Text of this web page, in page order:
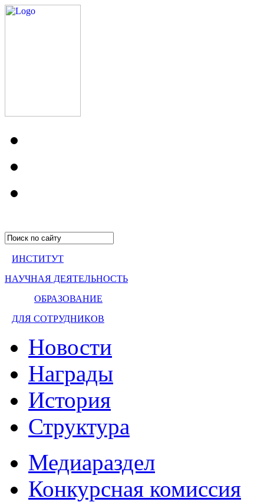
ИНСТИТУТ
НАУЧНАЯ ДЕЯТЕЛЬНОСТЬ
ОБРАЗОВАНИЕ
ДЛЯ СОТРУДНИКОВ
Новости
Награды
История
Структура
Медиараздел
Конкурсная комиссия